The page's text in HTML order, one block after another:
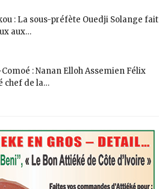
: La sous-préfète Ouedji Solange fait
aux…
: Nanan Elloh Assemien Félix
chef de la…